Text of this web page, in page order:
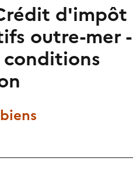
d'impôt
outre-mer -